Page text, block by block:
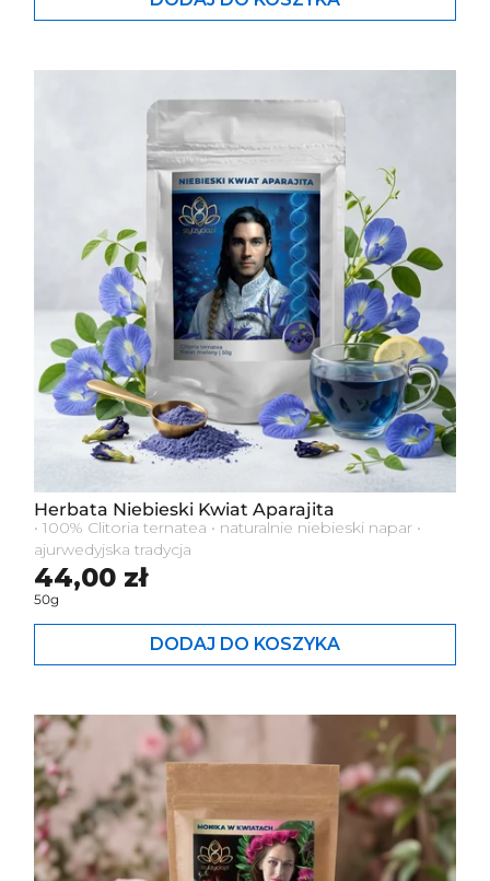
Cena standardowa
44,00 zł
50g
Herbata Niebieski Kwiat Aparajita
• 100% Clitoria ternatea • naturalnie niebieski napar •
ajurwedyjska tradycja
DODAJ DO KOSZYKA